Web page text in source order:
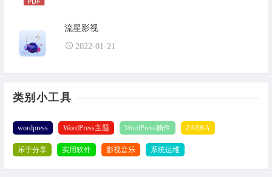
流星影视
2022-01-21
类别小工具
wordpress WordPress主题 WordPress插件 ZAERA
乐于分享 实用软件 影视音乐 系统运维